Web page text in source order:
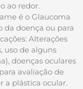
ao redor.
é o Glaucoma
da doença ou para
Alterações
uso de alguns
doenças oculares
avaliação de
a plástica ocular.